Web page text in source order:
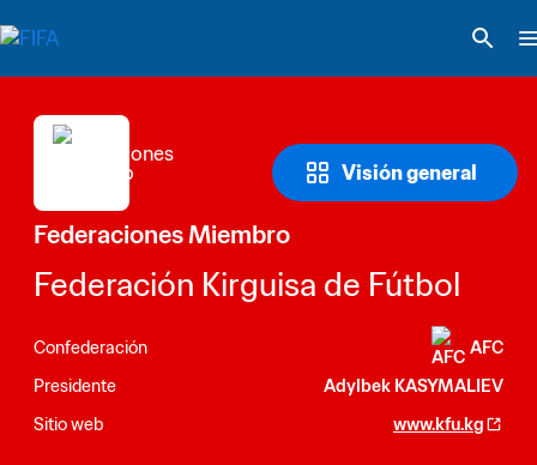
Visión general
Federaciones Miembro
Federación Kirguisa de Fútbol
Confederación
AFC
Presidente
Adylbek KASYMALIEV
Sitio web
www.kfu.kg